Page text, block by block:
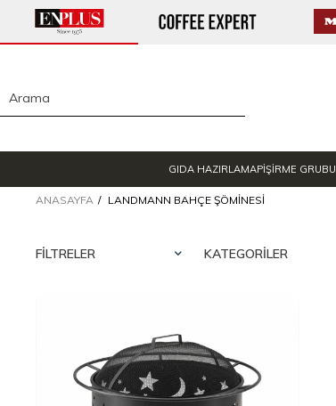
GIDA HAZIRLAMAPİŞİRME GRUBU
ANASAYFA LANDMANN BAHÇE ŞÖMINESI
FILTRELER KATEGORILER